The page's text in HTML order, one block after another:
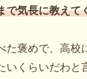
で気長に教えて
た褒めで、高校
いくらいだわと